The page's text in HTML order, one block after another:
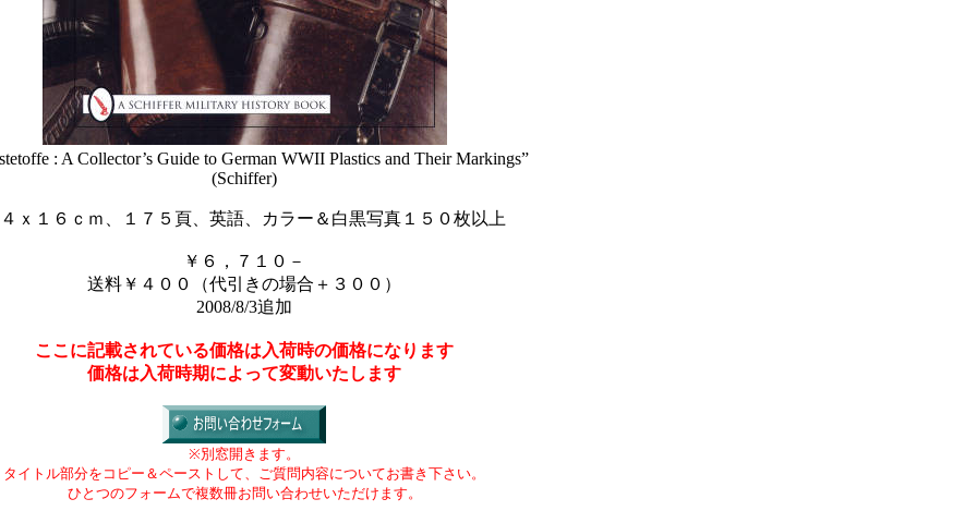
: A Collector’s Guide to German WWII Plastics and Their Markings”
(Schiffer)
４ｘ１６ｃｍ、１７５頁、英語、カラー＆白黒写真１５０枚以上
￥６，７１０－
送料￥４００（代引きの場合＋３００）
2008/8/3追加
ここに記載されている価格は入荷時の価格になります
価格は入荷時期によって変動いたします
※別窓開きます。
タイトル部分をコピー＆ペーストして、ご質問内容についてお書き下さい。
ひとつのフォームで複数冊お問い合わせいただけます。